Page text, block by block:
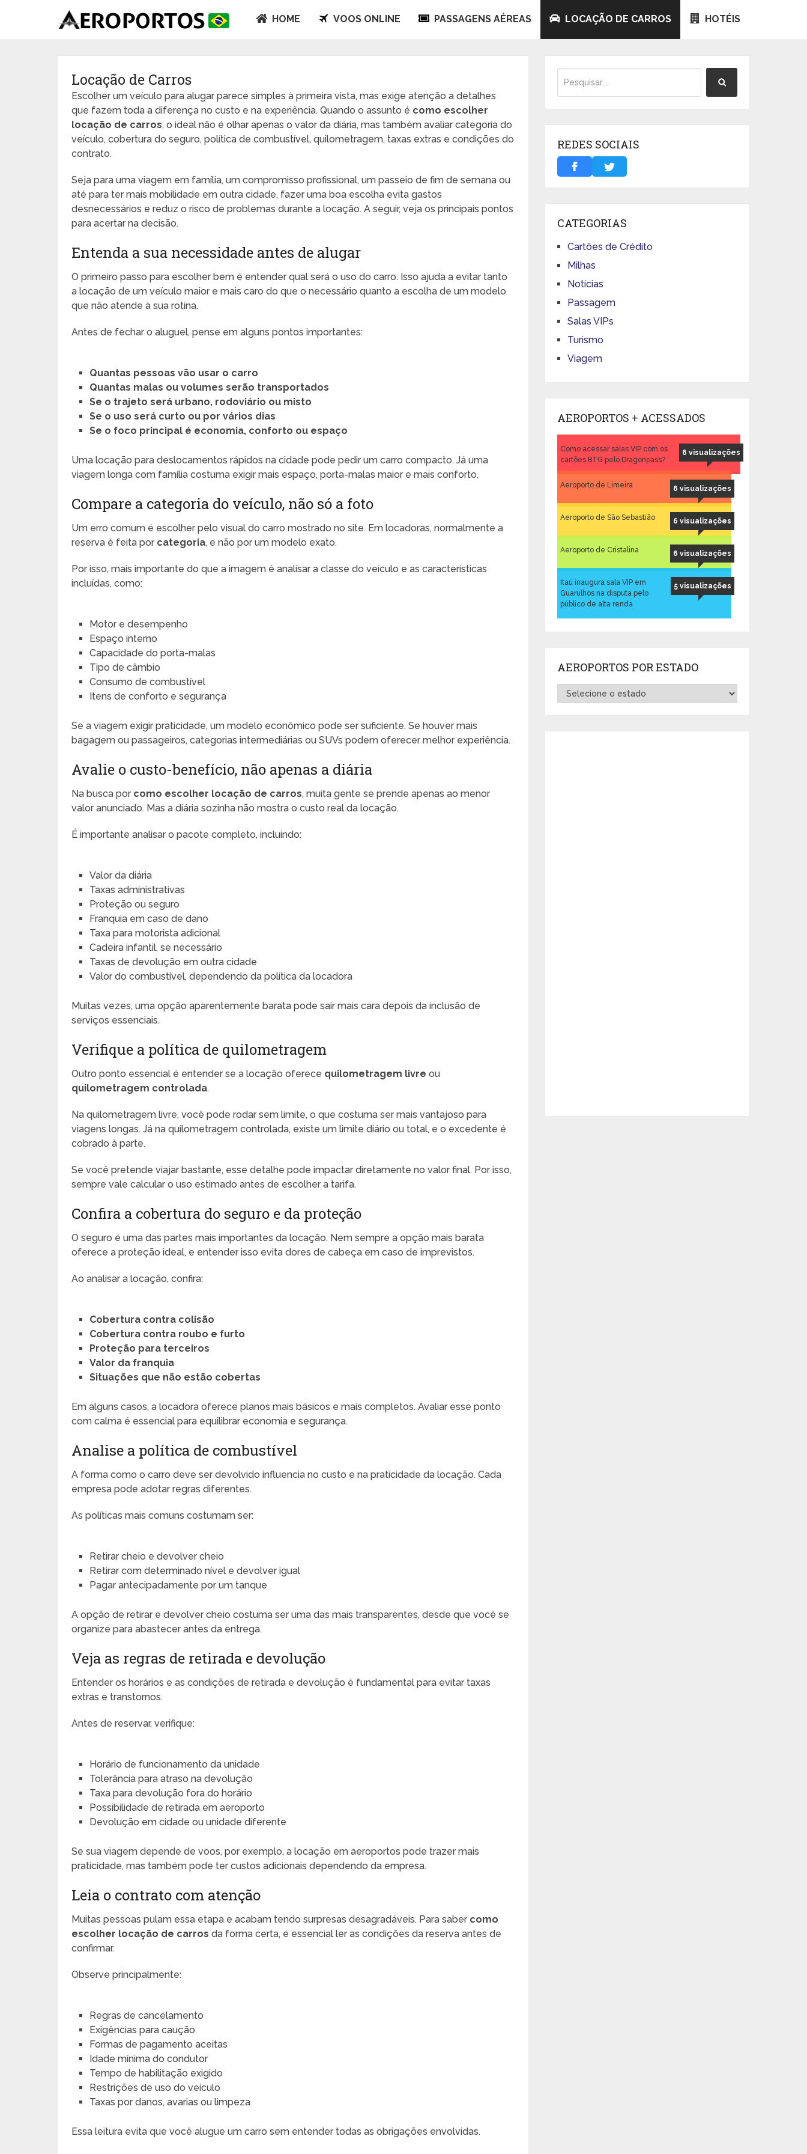
HOME VOOS ONLINE PASSAGENS AÉREAS LOCAÇÃO DE CARROS HOTÉIS
Locação de Carros
Escolher um veículo para alugar parece simples à primeira vista, mas exige atenção a detalhes
que fazem toda a diferença no custo e na experiência. Quando o assunto é como escolher
locação de carros, o ideal não é olhar apenas o valor da diária, mas também avaliar categoria do
veículo, cobertura do seguro, política de combustível, quilometragem, taxas extras e condições do
contrato.
Seja para uma viagem em família, um compromisso profissional, um passeio de fim de semana ou
até para ter mais mobilidade em outra cidade, fazer uma boa escolha evita gastos
desnecessários e reduz o risco de problemas durante a locação. A seguir, veja os principais pontos
para acertar na decisão.
Entenda a sua necessidade antes de alugar
O primeiro passo para escolher bem é entender qual será o uso do carro. Isso ajuda a evitar tanto
a locação de um veículo maior e mais caro do que o necessário quanto a escolha de um modelo
que não atende à sua rotina.
Antes de fechar o aluguel, pense em alguns pontos importantes:
Quantas pessoas vão usar o carro
Quantas malas ou volumes serão transportados
Se o trajeto será urbano, rodoviário ou misto
Se o uso será curto ou por vários dias
Se o foco principal é economia, conforto ou espaço
Uma locação para deslocamentos rápidos na cidade pode pedir um carro compacto. Já uma
viagem longa com família costuma exigir mais espaço, porta-malas maior e mais conforto.
Compare a categoria do veículo, não só a foto
Um erro comum é escolher pelo visual do carro mostrado no site. Em locadoras, normalmente a
reserva é feita por categoria, e não por um modelo exato.
Por isso, mais importante do que a imagem é analisar a classe do veículo e as características
incluídas, como:
Motor e desempenho
Espaço interno
Capacidade do porta-malas
Tipo de câmbio
Consumo de combustível
Itens de conforto e segurança
Se a viagem exigir praticidade, um modelo econômico pode ser suficiente. Se houver mais
bagagem ou passageiros, categorias intermediárias ou SUVs podem oferecer melhor experiência.
Avalie o custo-benefício, não apenas a diária
Na busca por como escolher locação de carros, muita gente se prende apenas ao menor
valor anunciado. Mas a diária sozinha não mostra o custo real da locação.
É importante analisar o pacote completo, incluindo:
Valor da diária
Taxas administrativas
Proteção ou seguro
Franquia em caso de dano
Taxa para motorista adicional
Cadeira infantil, se necessário
Taxas de devolução em outra cidade
Valor do combustível, dependendo da política da locadora
Muitas vezes, uma opção aparentemente barata pode sair mais cara depois da inclusão de
serviços essenciais.
Verifique a política de quilometragem
Outro ponto essencial é entender se a locação oferece quilometragem livre ou
quilometragem controlada.
Na quilometragem livre, você pode rodar sem limite, o que costuma ser mais vantajoso para
viagens longas. Já na quilometragem controlada, existe um limite diário ou total, e o excedente é
cobrado à parte.
Se você pretende viajar bastante, esse detalhe pode impactar diretamente no valor final. Por isso,
sempre vale calcular o uso estimado antes de escolher a tarifa.
Confira a cobertura do seguro e da proteção
O seguro é uma das partes mais importantes da locação. Nem sempre a opção mais barata
oferece a proteção ideal, e entender isso evita dores de cabeça em caso de imprevistos.
Ao analisar a locação, confira:
Cobertura contra colisão
Cobertura contra roubo e furto
Proteção para terceiros
Valor da franquia
Situações que não estão cobertas
Em alguns casos, a locadora oferece planos mais básicos e mais completos. Avaliar esse ponto
com calma é essencial para equilibrar economia e segurança.
Analise a política de combustível
A forma como o carro deve ser devolvido influencia no custo e na praticidade da locação. Cada
empresa pode adotar regras diferentes.
As políticas mais comuns costumam ser:
Retirar cheio e devolver cheio
Retirar com determinado nível e devolver igual
Pagar antecipadamente por um tanque
A opção de retirar e devolver cheio costuma ser uma das mais transparentes, desde que você se
organize para abastecer antes da entrega.
Veja as regras de retirada e devolução
Entender os horários e as condições de retirada e devolução é fundamental para evitar taxas
extras e transtornos.
Antes de reservar, verifique:
Horário de funcionamento da unidade
Tolerância para atraso na devolução
Taxa para devolução fora do horário
Possibilidade de retirada em aeroporto
Devolução em cidade ou unidade diferente
Se sua viagem depende de voos, por exemplo, a locação em aeroportos pode trazer mais
praticidade, mas também pode ter custos adicionais dependendo da empresa.
Leia o contrato com atenção
Muitas pessoas pulam essa etapa e acabam tendo surpresas desagradáveis. Para saber como
escolher locação de carros da forma certa, é essencial ler as condições da reserva antes de
confirmar.
Observe principalmente:
Regras de cancelamento
Exigências para caução
Formas de pagamento aceitas
Idade mínima do condutor
Tempo de habilitação exigido
Restrições de uso do veículo
Taxas por danos, avarias ou limpeza
Essa leitura evita que você alugue um carro sem entender todas as obrigações envolvidas.
REDES SOCIAIS
CATEGORIAS
Cartões de Crédito
Milhas
Notícias
Passagem
Salas VIPs
Turismo
Viagem
AEROPORTOS + ACESSADOS
6 visualizações
Como acessar salas VIP com os
cartões BTG pelo Dragonpass?
6 visualizações
Aeroporto de Limeira
6 visualizações
Aeroporto de São Sebastião
6 visualizações
Aeroporto de Cristalina
5 visualizações
Itaú inaugura sala VIP em
Guarulhos na disputa pelo
público de alta renda
AEROPORTOS POR ESTADO
Aeroportos
por